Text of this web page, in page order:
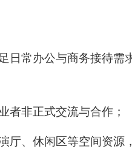
日常办公与商务接待需
者非正式交流与合作；
厅、休闲区等空间资源